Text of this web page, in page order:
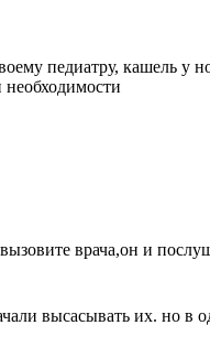
педиатру, кашель
необходимости
врача,он и
высасывать их. но в